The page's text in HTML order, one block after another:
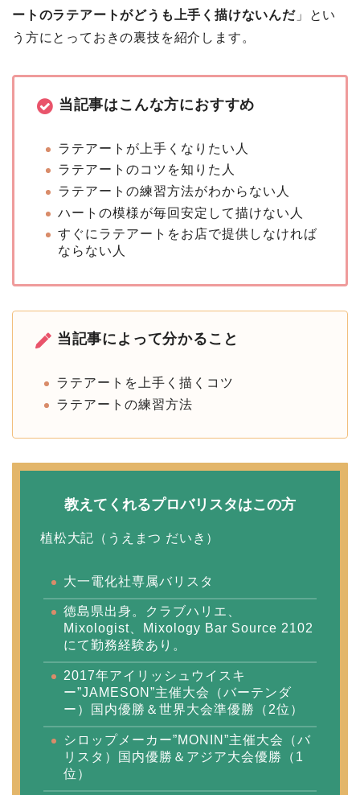
ートのラテアートがどうも上手く描けないんだ」とい
う方にとっておきの裏技を紹介します。
当記事はこんな方におすすめ
ラテアートが上手くなりたい人
ラテアートのコツを知りた人
ラテアートの練習方法がわからない人
ハートの模様が毎回安定して描けない人
すぐにラテアートをお店で提供しなければ
ならない人
当記事によって分かること
ラテアートを上手く描くコツ
ラテアートの練習方法
教えてくれるプロバリスタはこの方
植松大記（うえまつ だいき）
大一電化社専属バリスタ
徳島県出身。クラブハリエ、
Mixologist、Mixology Bar Source 2102
にて勤務経験あり。
2017年アイリッシュウイスキ
ー”JAMESON”主催大会（バーテンダ
ー）国内優勝＆世界大会準優勝（2位）
シロップメーカー”MONIN”主催大会（バ
リスタ）国内優勝＆アジア大会優勝（1
位）